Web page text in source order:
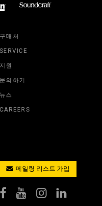
구매처
SERVICE
지원
문의하기
뉴스
CAREERS
메일링 리스트 가입